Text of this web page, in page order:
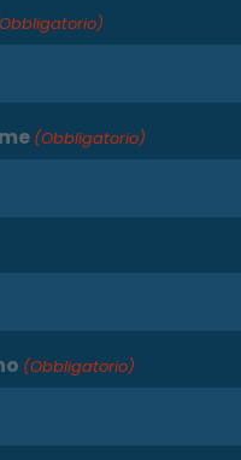
(Obbligatorio)
(Obbligatorio)